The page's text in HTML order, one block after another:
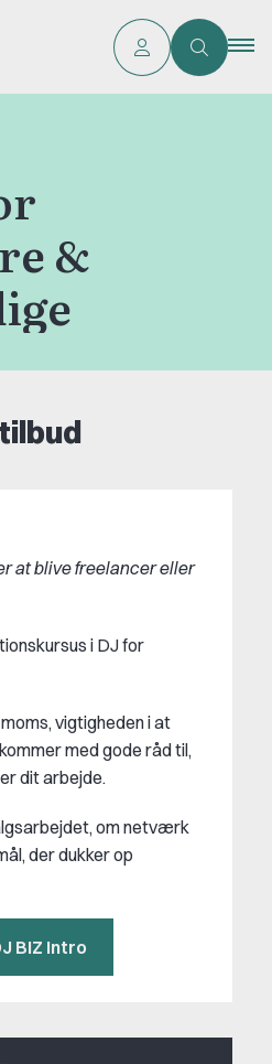
&
at blive freelancer eller
i DJ for
vigtigheden i at
med gode råd til,
dit arbejde.
om netværk
der dukker op
BIZ Intro